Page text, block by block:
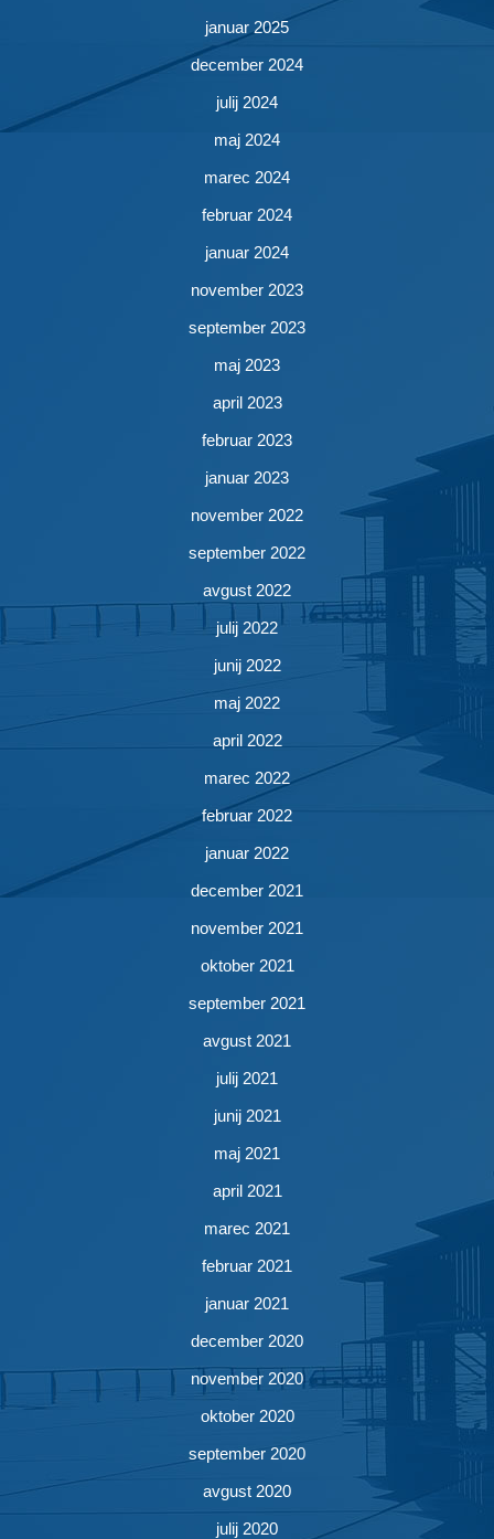
januar 2025
december 2024
julij 2024
maj 2024
marec 2024
februar 2024
januar 2024
november 2023
september 2023
maj 2023
april 2023
februar 2023
januar 2023
november 2022
september 2022
avgust 2022
julij 2022
junij 2022
maj 2022
april 2022
marec 2022
februar 2022
januar 2022
december 2021
november 2021
oktober 2021
september 2021
avgust 2021
julij 2021
junij 2021
maj 2021
april 2021
marec 2021
februar 2021
januar 2021
december 2020
november 2020
oktober 2020
september 2020
avgust 2020
julij 2020